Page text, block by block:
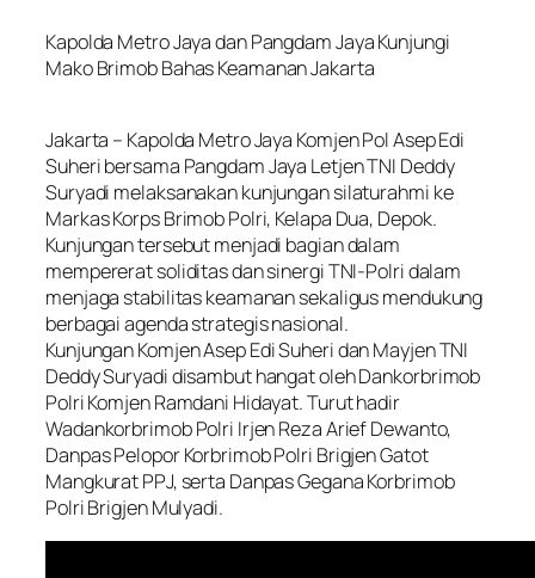
Kapolda Metro Jaya dan Pangdam Jaya Kunjungi
Mako Brimob Bahas Keamanan Jakarta
Jakarta – Kapolda Metro Jaya Komjen Pol Asep Edi
Suheri bersama Pangdam Jaya Letjen TNI Deddy
Suryadi melaksanakan kunjungan silaturahmi ke
Markas Korps Brimob Polri, Kelapa Dua, Depok.
Kunjungan tersebut menjadi bagian dalam
mempererat soliditas dan sinergi TNI-Polri dalam
menjaga stabilitas keamanan sekaligus mendukung
berbagai agenda strategis nasional.
Kunjungan Komjen Asep Edi Suheri dan Mayjen TNI
Deddy Suryadi disambut hangat oleh Dankorbrimob
Polri Komjen Ramdani Hidayat. Turut hadir
Wadankorbrimob Polri Irjen Reza Arief Dewanto,
Danpas Pelopor Korbrimob Polri Brigjen Gatot
Mangkurat PPJ, serta Danpas Gegana Korbrimob
Polri Brigjen Mulyadi.